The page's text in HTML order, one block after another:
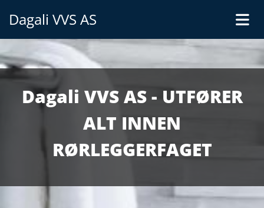
Dagali VVS AS
Dagali VVS AS - UTFØRER
ALT INNEN
RØRLEGGERFAGET